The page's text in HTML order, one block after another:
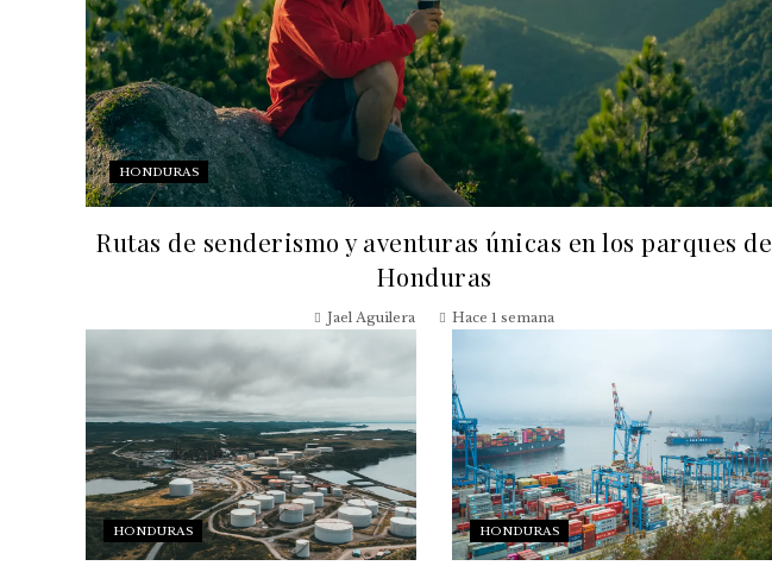
HONDURAS
Rutas de senderismo y aventuras únicas en los parques de
Honduras
Jael Aguilera Hace 1 semana
HONDURAS HONDURAS